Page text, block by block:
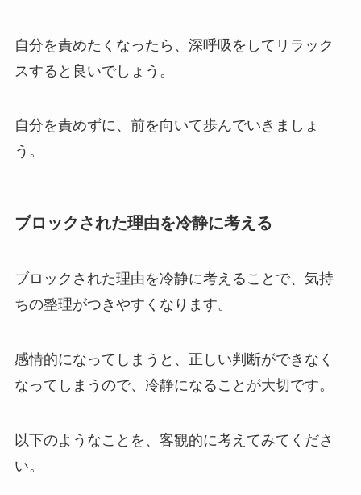
自分を責めたくなったら、深呼吸をしてリラック
スすると良いでしょう。
自分を責めずに、前を向いて歩んでいきましょ
う。
ブロックされた理由を冷静に考える
ブロックされた理由を冷静に考えることで、気持
ちの整理がつきやすくなります。
感情的になってしまうと、正しい判断ができなく
なってしまうので、冷静になることが大切です。
以下のようなことを、客観的に考えてみてくださ
い。